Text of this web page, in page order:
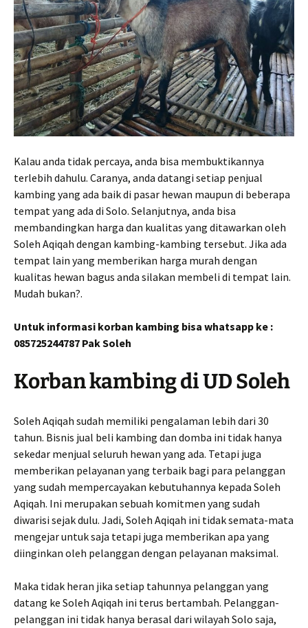
Kalau anda tidak percaya, anda bisa membuktikannya
terlebih dahulu. Caranya, anda datangi setiap penjual
kambing yang ada baik di pasar hewan maupun di beberapa
tempat yang ada di Solo. Selanjutnya, anda bisa
membandingkan harga dan kualitas yang ditawarkan oleh
Soleh Aqiqah dengan kambing-kambing tersebut. Jika ada
tempat lain yang memberikan harga murah dengan
kualitas hewan bagus anda silakan membeli di tempat lain.
Mudah bukan?.
Untuk informasi korban kambing bisa whatsapp ke :
085725244787 Pak Soleh
Korban kambing di UD Soleh
Soleh Aqiqah sudah memiliki pengalaman lebih dari 30
tahun. Bisnis jual beli kambing dan domba ini tidak hanya
sekedar menjual seluruh hewan yang ada. Tetapi juga
memberikan pelayanan yang terbaik bagi para pelanggan
yang sudah mempercayakan kebutuhannya kepada Soleh
Aqiqah. Ini merupakan sebuah komitmen yang sudah
diwarisi sejak dulu. Jadi, Soleh Aqiqah ini tidak semata-mata
mengejar untuk saja tetapi juga memberikan apa yang
diinginkan oleh pelanggan dengan pelayanan maksimal.
Maka tidak heran jika setiap tahunnya pelanggan yang
datang ke Soleh Aqiqah ini terus bertambah. Pelanggan-
pelanggan ini tidak hanya berasal dari wilayah Solo saja,